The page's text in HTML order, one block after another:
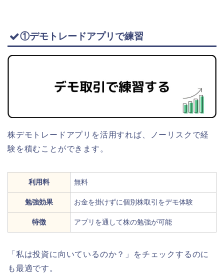
①デモトレードアプリで練習
株デモトレードアプリを活用すれば、ノーリスクで経
験を積むことができます。
利用料 無料
勉強効果 お金を掛けずに個別株取引をデモ体験
特徴 アプリを通して株の勉強が可能
「私は投資に向いているのか？」をチェックするのに
も最適です。